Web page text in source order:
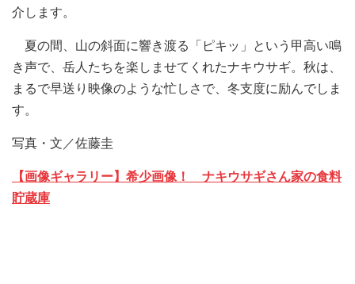
介します。
夏の間、山の斜面に響き渡る「ピキッ」という甲高い鳴
き声で、岳人たちを楽しませてくれたナキウサギ。秋は、
まるで早送り映像のような忙しさで、冬支度に励んでしま
す。
写真・文／佐藤圭
【画像ギャラリー】希少画像！ ナキウサギさん家の食料
貯蔵庫